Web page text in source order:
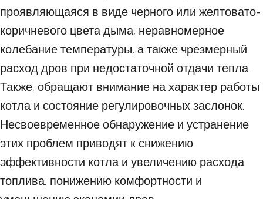
проявляющаяся в виде черного или желтовато-
коричневого цвета дыма, неравномерное
колебание температуры, а также чрезмерный
расход дров при недостаточной отдачи тепла.
Также, обращают внимание на характер работы
котла и состояние регулировочных заслонок.
Несвоевременное обнаружение и устранение
этих проблем приводят к снижению
эффективности котла и увеличению расхода
топлива, понижению комфортности и